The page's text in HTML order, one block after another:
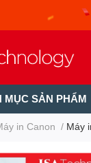
MỤC SẢN PHẨM
in Canon / Máy